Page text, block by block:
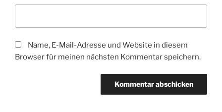
Name, E-Mail-Adresse und Website in diesem
Browser für meinen nächsten Kommentar speichern.